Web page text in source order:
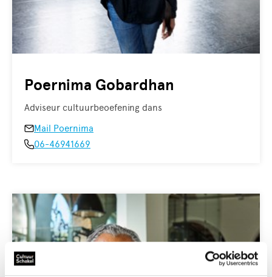
Poernima Gobardhan
Adviseur cultuurbeoefening dans
Mail Poernima
06-46941669